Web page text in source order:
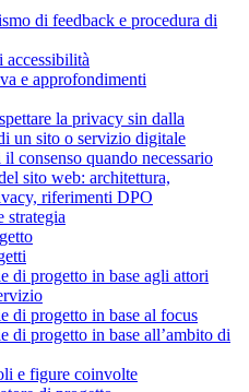
di feedback e procedura di
e approfondimenti
la privacy sin dalla
un sito o servizio digitale
consenso quando necessario
sito web: architettura,
riferimenti DPO
strategia
di progetto in base agli attori
di progetto in base al focus
di progetto in base all’ambito di
e figure coinvolte